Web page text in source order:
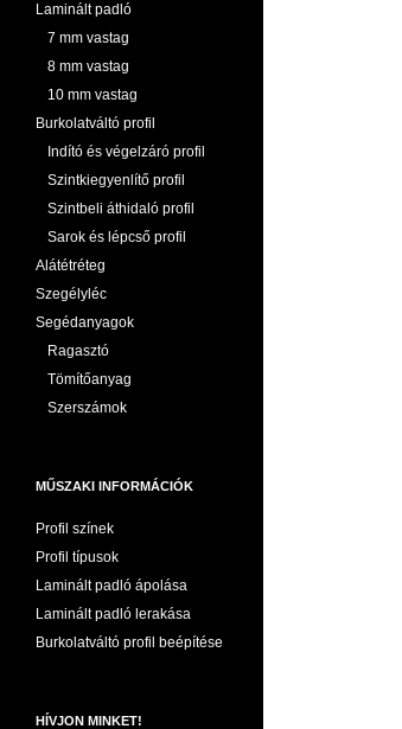
Laminált padló
7 mm vastag
8 mm vastag
10 mm vastag
Burkolatváltó profil
Indító és végelzáró profil
Szintkiegyenlítő profil
Szintbeli áthidaló profil
Sarok és lépcső profil
Alátétréteg
Szegélyléc
Segédanyagok
Ragasztó
Tömítőanyag
Szerszámok
MŰSZAKI INFORMÁCIÓK
Profil színek
Profil típusok
Laminált padló ápolása
Laminált padló lerakása
Burkolatváltó profil beépítése
HÍVJON MINKET!